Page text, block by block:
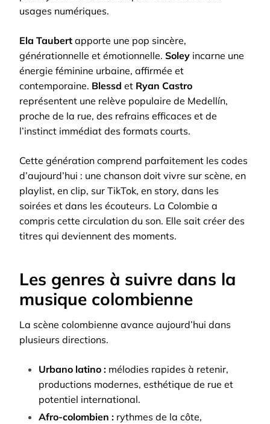
usages numériques.
Ela Taubert apporte une pop sincère,
générationnelle et émotionnelle. Soley incarne une
énergie féminine urbaine, affirmée et
contemporaine. Blessd et Ryan Castro
représentent une relève populaire de Medellín,
proche de la rue, des refrains efficaces et de
l’instinct immédiat des formats courts.
Cette génération comprend parfaitement les codes
d’aujourd’hui : une chanson doit vivre sur scène, en
playlist, en clip, sur TikTok, en story, dans les
soirées et dans les écouteurs. La Colombie a
compris cette circulation du son. Elle sait créer des
titres qui deviennent des moments.
Les genres à suivre dans la
musique colombienne
La scène colombienne avance aujourd’hui dans
plusieurs directions.
Urbano latino : mélodies rapides à retenir,
productions modernes, esthétique de rue et
potentiel international.
Afro-colombien : rythmes de la côte,